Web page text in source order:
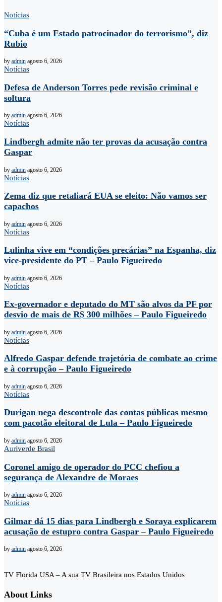
Notícias
“Cuba é um Estado patrocinador do terrorismo”, diz
Rubio
by admin agosto 6, 2026
Notícias
Defesa de Anderson Torres pede revisão criminal e
soltura
by admin agosto 6, 2026
Notícias
Lindbergh admite não ter provas da acusação contra
Gaspar
by admin agosto 6, 2026
Notícias
Zema diz que retaliará EUA se eleito: Não vamos ser
capachos
by admin agosto 6, 2026
Notícias
Lulinha vive em “condições precárias” na Espanha, diz
vice-presidente do PT – Paulo Figueiredo
by admin agosto 6, 2026
Notícias
Ex-governador e deputado do MT são alvos da PF por
desvio de mais de R$ 300 milhões – Paulo Figueiredo
by admin agosto 6, 2026
Notícias
Alfredo Gaspar defende trajetória de combate ao crime
e à corrupção – Paulo Figueiredo
by admin agosto 6, 2026
Notícias
Durigan nega descontrole das contas públicas mesmo
com pacotão eleitoral de Lula – Paulo Figueiredo
by admin agosto 6, 2026
Auriverde Brasil
Coronel amigo de operador do PCC chefiou a
segurança de Alexandre de Moraes
by admin agosto 6, 2026
Notícias
Gilmar dá 15 dias para Lindbergh e Soraya explicarem
acusação de estupro contra Gaspar – Paulo Figueiredo
by admin agosto 6, 2026
TV Florida USA – A sua TV Brasileira nos Estados Unidos
About Links